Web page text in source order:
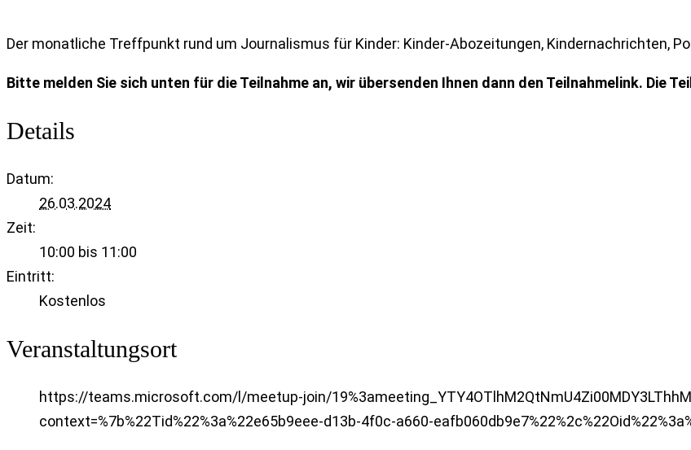
Der monatliche Treffpunkt rund um Journalismus für Kinder: Kinder-Abozeitungen, Kindernachrichten,
Bitte melden Sie sich unten für die Teilnahme an, wir übersenden Ihnen dann den Teilnahmelink. Die
Details
Datum:
26.03.2024
Zeit:
10:00 bis 11:00
Eintritt:
Kostenlos
Veranstaltungsort
https://teams.microsoft.com/l/meetup-join/
context=%7b%22Tid%22%3a%22e65b9eee-d13b-4f0c-a660-